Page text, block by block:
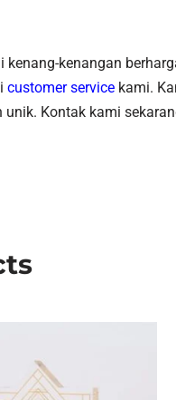
kenangan
customer service kami.
Kontak kami